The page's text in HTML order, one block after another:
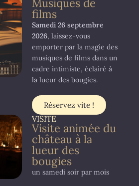
Musiques de
films
Samedi 26 septembre
2026, laissez-vous
emporter par la magie des
musiques de films dans un
cadre intimiste, éclairé à
la lueur des bougies.
Réservez vite !
VISITE
Visite animée du
château à la
lueur des
bougies
un samedi soir par mois